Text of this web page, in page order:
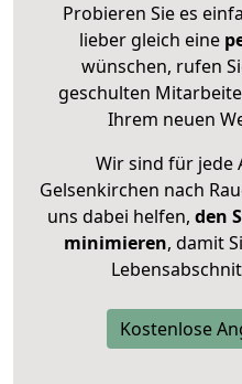
Probieren Sie es
lieber gleich eine
wünschen, rufen
geschulten
Ihrem neuen
Wir sind für jede
Gelsenkirchen nach
uns dabei helfen, den
minimieren, damit
Kostenlose